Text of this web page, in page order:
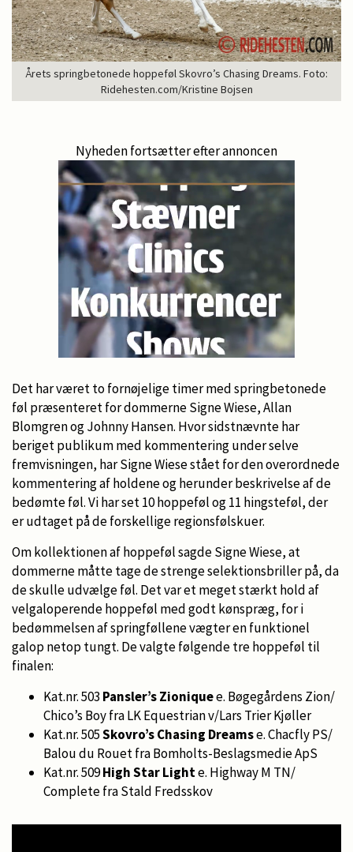
Årets springbetonede hoppeføl Skovro’s Chasing Dreams. Foto:
Ridehesten.com/Kristine Bojsen
Nyheden fortsætter efter annoncen
Det har været to fornøjelige timer med springbetonede
føl præsenteret for dommerne Signe Wiese, Allan
Blomgren og Johnny Hansen. Hvor sidstnævnte har
beriget publikum med kommentering under selve
fremvisningen, har Signe Wiese stået for den overordnede
kommentering af holdene og herunder beskrivelse af de
bedømte føl. Vi har set 10 hoppeføl og 11 hingsteføl, der
er udtaget på de forskellige regionsfølskuer.
Om kollektionen af hoppeføl sagde Signe Wiese, at
dommerne måtte tage de strenge selektionsbriller på, da
de skulle udvælge føl. Det var et meget stærkt hold af
velgaloperende hoppeføl med godt kønspræg, for i
bedømmelsen af springføllene vægter en funktionel
galop netop tungt. De valgte følgende tre hoppeføl til
finalen:
Kat.nr. 503 Pansler’s Zioniquee. Bøgegårdens Zion/
Chico’s Boy fra LK Equestrian v/Lars Trier Kjøller
Kat.nr. 505Skovro’s Chasing Dreamse. Chacfly PS/
Balou du Rouet fra Bomholts-Beslagsmedie ApS
Kat.nr. 509High Star Lighte. Highway M TN/
Complete fra Stald Fredsskov